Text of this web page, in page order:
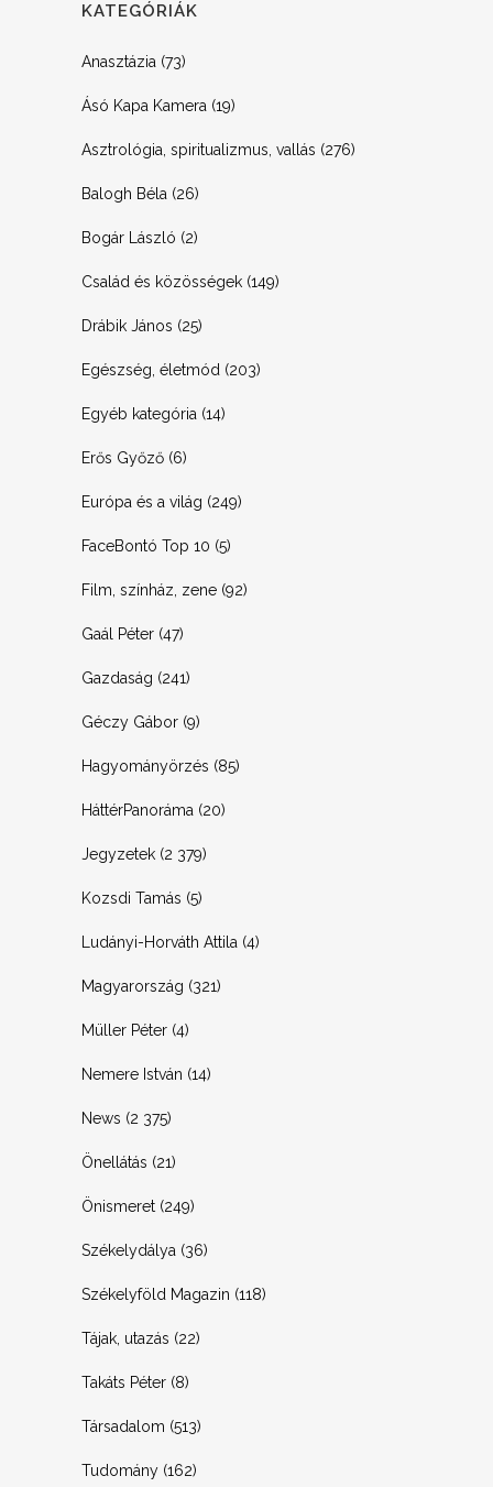
KATEGÓRIÁK
Anasztázia (73)
Ásó Kapa Kamera (19)
Asztrológia, spiritualizmus, vallás (276)
Balogh Béla (26)
Bogár László (2)
Család és közösségek (149)
Drábik János (25)
Egészség, életmód (203)
Egyéb kategória (14)
Erős Győző (6)
Európa és a világ (249)
FaceBontó Top 10 (5)
Film, színház, zene (92)
Gaál Péter (47)
Gazdaság (241)
Géczy Gábor (9)
Hagyományörzés (85)
HáttérPanoráma (20)
Jegyzetek (2 379)
Kozsdi Tamás (5)
Ludányi-Horváth Attila (4)
Magyarország (321)
Müller Péter (4)
Nemere István (14)
News (2 375)
Önellátás (21)
Önismeret (249)
Székelydálya (36)
Székelyföld Magazin (118)
Tájak, utazás (22)
Takáts Péter (8)
Társadalom (513)
Tudomány (162)